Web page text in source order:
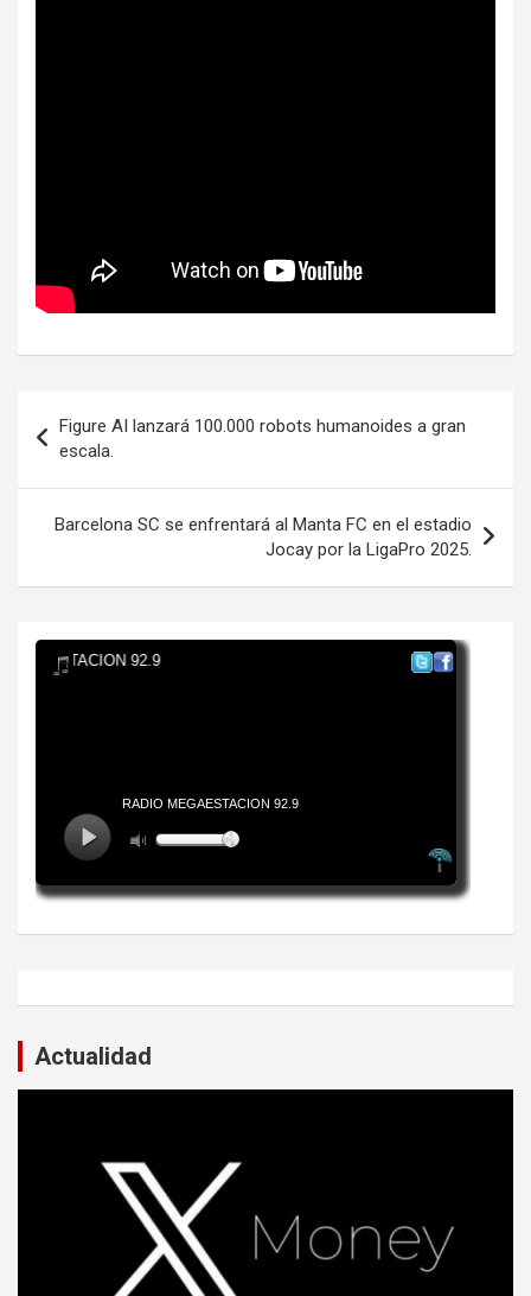
de
entradas
Figure AI lanzará 100.000 robots humanoides a gran
escala.
Barcelona SC se enfrentará al Manta FC en el estadio
Jocay por la LigaPro 2025.
Actualidad